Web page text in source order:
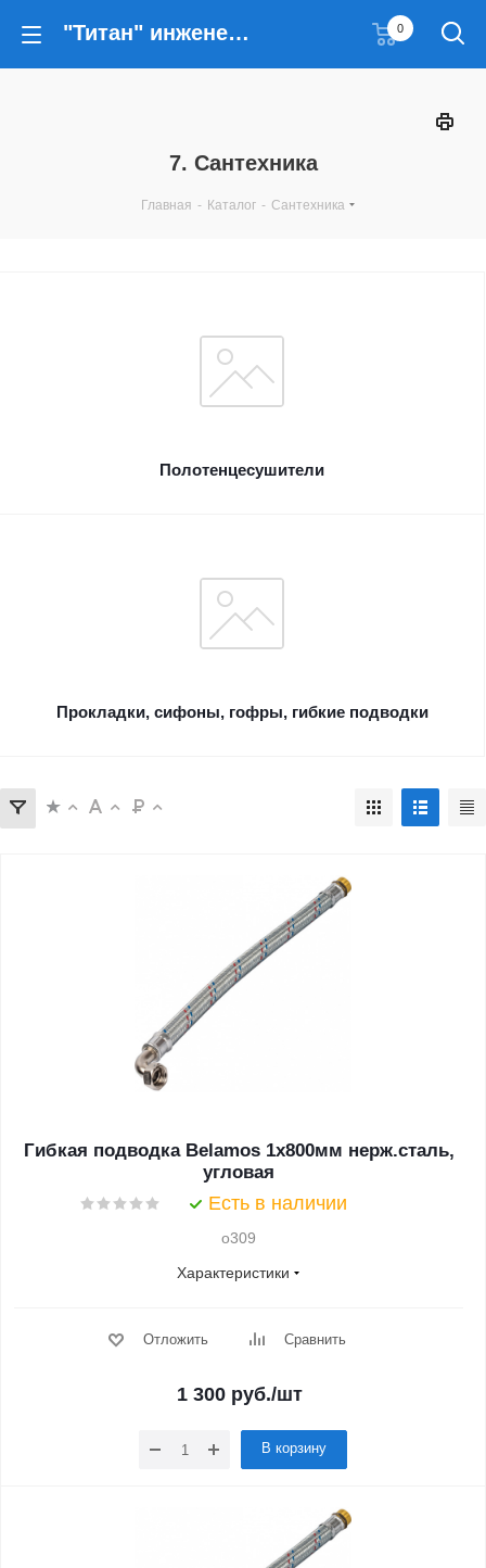
"Титан" инженерные решения 0
7. Сантехника
Главная - Каталог - Сантехника
Полотенцесушители
Прокладки, сифоны, гофры, гибкие подводки
Гибкая подводка Belamos 1x800мм нерж.сталь,
угловая
Есть в наличии
o309
Характеристики
Отложить Сравнить
1 300руб./шт
В корзину